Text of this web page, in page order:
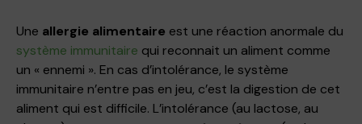
Une allergie alimentaire est une réaction anormale du
système immunitaire qui reconnait un aliment comme
un « ennemi ». En cas d’intolérance, le système
immunitaire n’entre pas en jeu, c’est la digestion de cet
aliment qui est difficile. L’intolérance (au lactose, au